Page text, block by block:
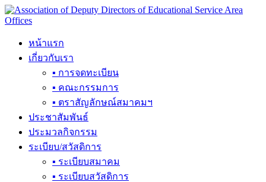
Skip
to
หน้าแรก
เกี่ยวกับเรา
▪ การจดทะเบียน
▪ คณะกรรมการ
▪ ตราสัญลักษณ์สมาคมฯ
ประชาสัมพันธ์
ประมวลกิจกรรม
ระเบียบ/สวัสดิการ
▪ ระเบียบสมาคม
▪ ระเบียบสวัสดิการ